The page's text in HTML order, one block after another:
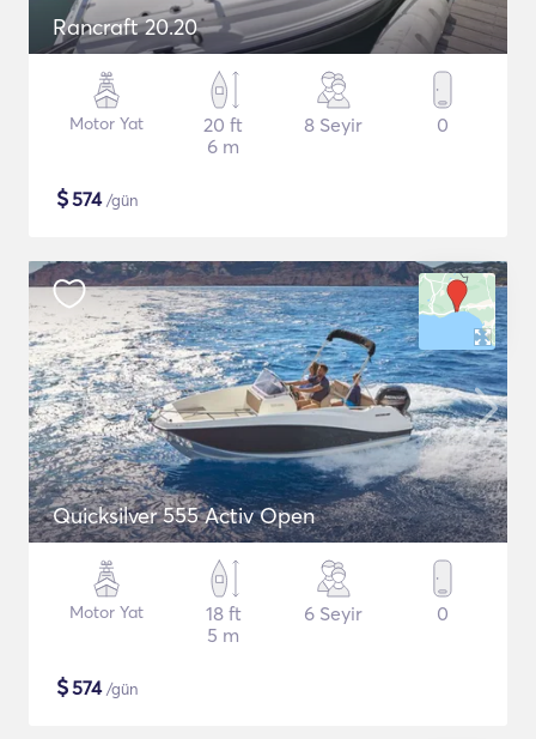
Rancraft 20.20
Motor Yat
20 ft
6 m
8 Seyir 0
$574/gün
Quicksilver 555 Activ Open
Motor Yat
18 ft
5 m
6 Seyir 0
$574/gün